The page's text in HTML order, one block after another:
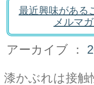
最近興味がある
メルマ
アーカイブ ：
漆かぶれは接触